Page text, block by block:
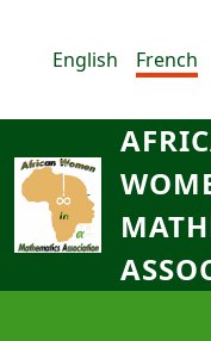
English
French